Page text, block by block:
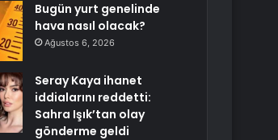
Bugün yurt genelinde
hava nasıl olacak?
Ağustos 6, 2026
Seray Kaya ihanet
iddialarını reddetti:
Sahra Işık’tan olay
gönderme geldi